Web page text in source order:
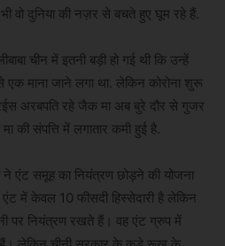
वो दुनिया की नज़र से बचते हुए घूम रहे हैं.
चीन में इतनी बड़ी हो गई थी कि उन्हें
माना जाने लगा था. लेकिन कोरोना शुरू
अरबपति रहे जैक मा अब बुरे दौर से गुजर
की संपत्ति में लगातार कमी हुई है.
एंट समूह का नियंत्रण छोड़ने की योजना
में केवल 10 फीसदी हिस्सेदारी है लेकिन
पर नियंत्रण रखते हैं। वह एंट ग्रुप में